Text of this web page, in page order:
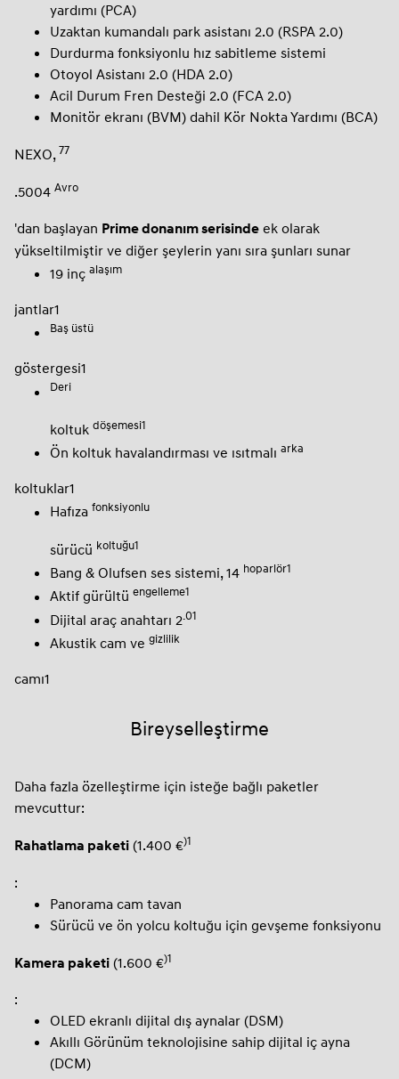
yardımı (PCA)
Uzaktan kumandalı park asistanı 2.0 (RSPA 2.0)
Durdurma fonksiyonlu hız sabitleme sistemi
Otoyol Asistanı 2.0 (HDA 2.0)
Acil Durum Fren Desteği 2.0 (FCA 2.0)
Monitör ekranı (BVM) dahil Kör Nokta Yardımı (BCA)
NEXO,77
.5004 Avro
'dan başlayan Prime donanım serisinde ek olarak
yükseltilmiştir ve diğer şeylerin yanı sıra şunları sunar
19 inç alaşım
jantlar1
Baş üstü
göstergesi1
Deri
koltuk döşemesi1
Ön koltuk havalandırması ve ısıtmalı arka
koltuklar1
Hafıza fonksiyonlu
sürücü koltuğu1
Bang & Olufsen ses sistemi, 14 hoparlör1
Aktif gürültü engelleme1
Dijital araç anahtarı 2.01
Akustik cam ve gizlilik
camı1
Bireyselleştirme
Daha fazla özelleştirme için isteğe bağlı paketler
mevcuttur:
Rahatlama paketi (1.400 €)1
:
Panorama cam tavan
Sürücü ve ön yolcu koltuğu için gevşeme fonksiyonu
Kamera paketi (1.600 €)1
:
OLED ekranlı dijital dış aynalar (DSM)
Akıllı Görünüm teknolojisine sahip dijital iç ayna
(DCM)